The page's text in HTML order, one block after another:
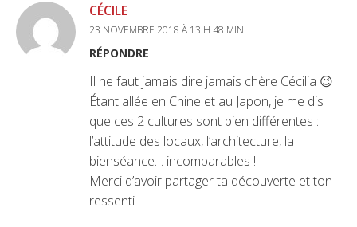
CÉCILE
23 NOVEMBRE 2018 À 13 H 48 MIN
RÉPONDRE
Il ne faut jamais dire jamais chère Cécilia 😉
Étant allée en Chine et au Japon, je me dis
que ces 2 cultures sont bien différentes :
l’attitude des locaux, l’architecture, la
bienséance… incomparables !
Merci d’avoir partager ta découverte et ton
ressenti !